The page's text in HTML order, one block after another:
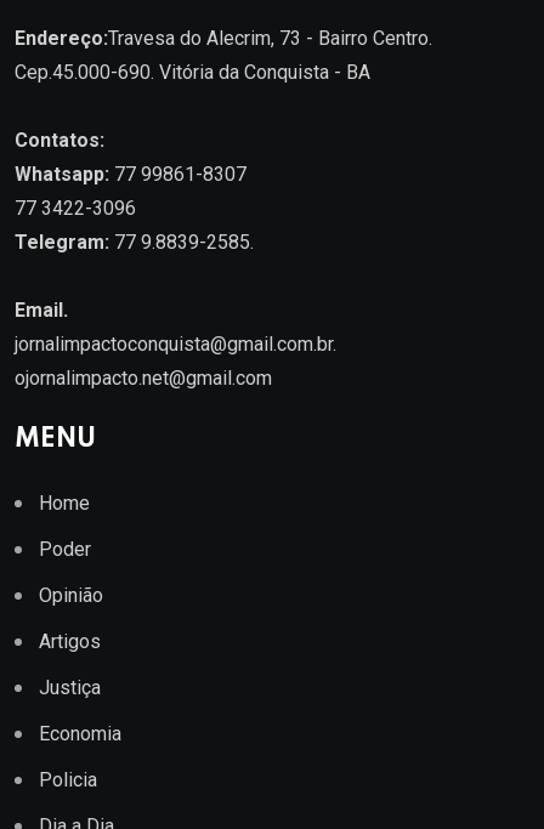
Endereço:Travesa do Alecrim, 73 - Bairro Centro.
Cep.45.000-690. Vitória da Conquista - BA
Contatos:
Whatsapp: 77 99861-8307
77 3422-3096
Telegram: 77 9.8839-2585.
Email.
jornalimpactoconquista@gmail.com.br.
ojornalimpacto.net@gmail.com
MENU
Home
Poder
Opinião
Artigos
Justiça
Economia
Policia